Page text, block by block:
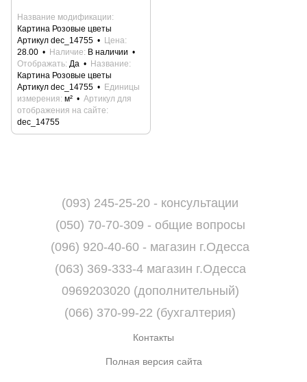
Название модификации
Картина Розовые цветы
Артикул dec_14755
Цена
28.00
Наличие
В наличии
Отображать Да
Название
Картина Розовые цветы
Артикул dec_14755
Единицы
измерения м²
Артикул для
отображения на сайте
dec_14755
(093) 245-25-20 - консультации
(050) 70-70-309 - общие вопросы
(096) 920-40-60 - магазин г.Одесса
(063) 369-333-4 магазин г.Одесса
0969203020 (дополнительный)
(066) 370-99-22 (бухгалтерия)
Контакты
Полная версия сайта